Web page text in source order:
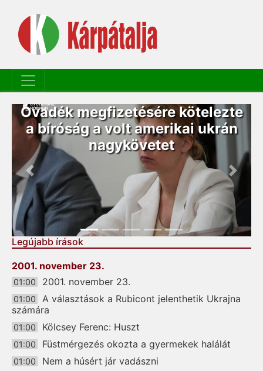
Három halálos áldozata van a
Balakliját ért dróntámadásnak
Previous Next
Legújabb írások
2001. november 23.
01:00 2001. november 23.
01:00
A választások a Rubicont jelenthetik Ukrajna
számára
01:00 Kölcsey Ferenc: Huszt
01:00 Füstmérgezés okozta a gyermekek halálát
01:00 Nem a húsért jár vadászni